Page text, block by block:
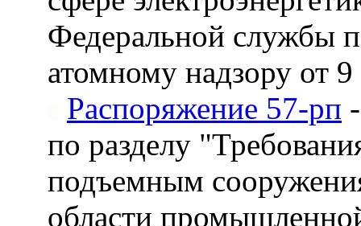
Федеральной службы
атомному надзору от
Распоряжение 57-рп
по разделу
подъемным
области